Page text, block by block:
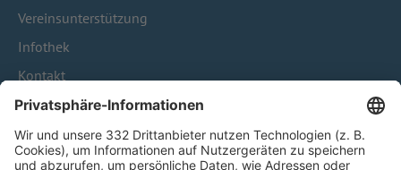
Vereinsunterstützung
Infothek
Kontakt
HÄUFIG BESUCHTE SEITEN
Pässe und Vereinswechsel